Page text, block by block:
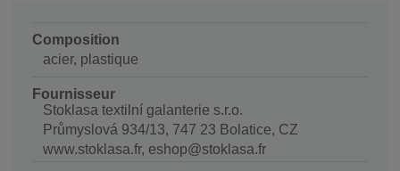
Composition
acier, plastique
Fournisseur
Stoklasa textilní galanterie s.r.o.
Průmyslová 934/13, 747 23 Bolatice, CZ
www.stoklasa.fr, eshop@stoklasa.fr